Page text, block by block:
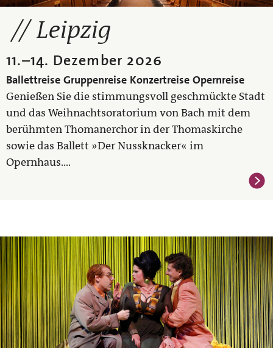
Leipzig
11.–14. Dezember 2026
Ballettreise Gruppenreise Konzertreise Opernreise
Genießen Sie die stimmungsvoll geschmückte Stadt
und das Weihnachtsoratorium von Bach mit dem
berühmten Thomanerchor in der Thomaskirche
sowie das Ballett »Der Nussknacker« im
Opernhaus....